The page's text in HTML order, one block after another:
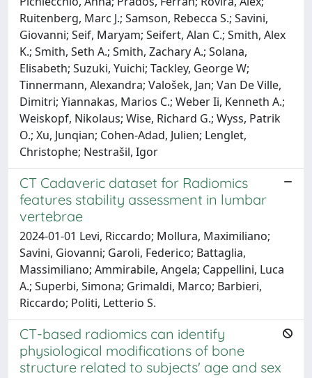
Ruitenberg, Marc J.; Samson, Rebecca S.; Savini,
Giovanni; Seif, Maryam; Seifert, Alan C.; Smith, Alex
K.; Smith, Seth A.; Smith, Zachary A.; Solana,
Elisabeth; Suzuki, Yuichi; Tackley, George W;
Tinnermann, Alexandra; Valošek, Jan; Van De Ville,
Dimitri; Yiannakas, Marios C.; Weber Ii, Kenneth A.;
Weiskopf, Nikolaus; Wise, Richard G.; Wyss, Patrik
O.; Xu, Junqian; Cohen-Adad, Julien; Lenglet,
Christophe; Nestrašil, Igor
CT Cadaveric dataset for Radiomics
features stability assessment in lumbar
vertebrae
2024-01-01 Levi, Riccardo; Mollura, Maximiliano;
Savini, Giovanni; Garoli, Federico; Battaglia,
Massimiliano; Ammirabile, Angela; Cappellini, Luca
A.; Superbi, Simona; Grimaldi, Marco; Barbieri,
Riccardo; Politi, Letterio S.
CT-based radiomics can identify
physiological modifications of bone
structure related to subjects' age and sex